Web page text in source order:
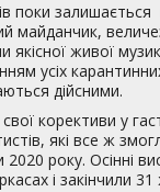
поки залишається
майданчик,
якісної живої
усіх
дійсними.
корективи у
які все ж
2020 року. Осінні
і закінчили